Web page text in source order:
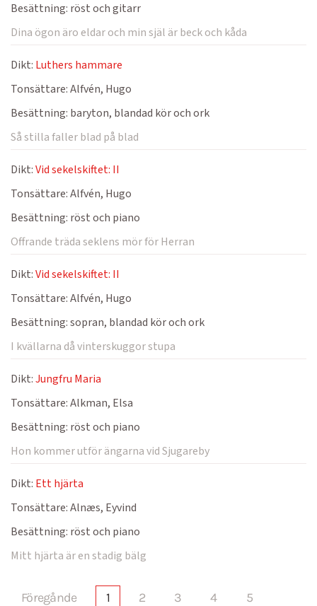
Besättning: röst och gitarr
Dina ögon äro eldar och min själ är beck och kåda
Dikt: Luthers hammare
Tonsättare:Alfvén, Hugo
Besättning: baryton, blandad kör och ork
Så stilla faller blad på blad
Dikt:Vid sekelskiftet: II
Tonsättare:Alfvén, Hugo
Besättning: röst och piano
Offrande träda seklens mör för Herran
Dikt:Vid sekelskiftet: II
Tonsättare:Alfvén, Hugo
Besättning:sopran, blandad kör och ork
I kvällarna då vinterskuggor stupa
Dikt:Jungfru Maria
Tonsättare:Alkman, Elsa
Besättning: röst och piano
Hon kommer utför ängarna vid Sjugareby
Dikt: Ett hjärta
Tonsättare:Alnæs, Eyvind
Besättning: röst och piano
Mitt hjärta är en stadig bälg
Föregånde 1 2 3 4
5